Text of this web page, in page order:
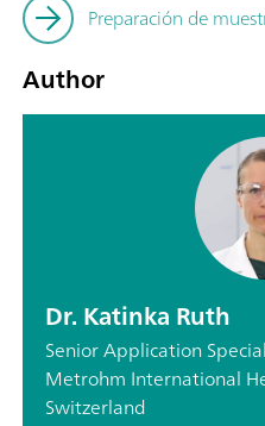
Preparación de
Author
Dr. Katinka Ruth
Senior Application
Metrohm International
Switzerland